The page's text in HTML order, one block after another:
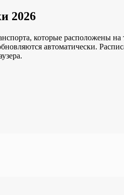
2026
которые расположены
автоматически.